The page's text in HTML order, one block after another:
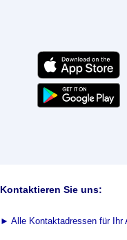
Kontaktieren Sie uns:
► Alle Kontaktadressen für Ihr